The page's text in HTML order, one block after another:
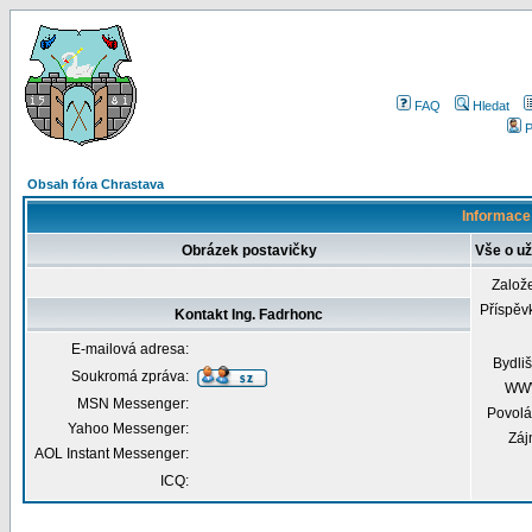
FAQ
Hledat
Obsah fóra Chrastava
Obrázek postavičky Vše o
Kontakt Ing. Fadrhonc
E-mailová adresa:
Soukromá zpráva:
MSN Messenger:
Yahoo Messenger:
AOL Instant Messenger:
ICQ: